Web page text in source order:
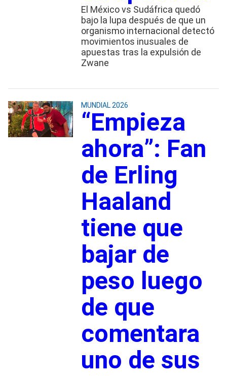
El México vs Sudáfrica quedó
bajo la lupa después de que un
organismo internacional detectó
movimientos inusuales de
apuestas tras la expulsión de
Zwane
MUNDIAL 2026
“Empieza
ahora”: Fan
de Erling
Haaland
tiene que
bajar de
peso luego
de que
comentara
uno de sus